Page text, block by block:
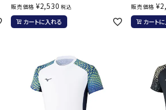
ハンドボールシューズ
その他アクセサリー
販売価格 ¥2,530 税込
カートに入れる
販売価格 ¥
カート